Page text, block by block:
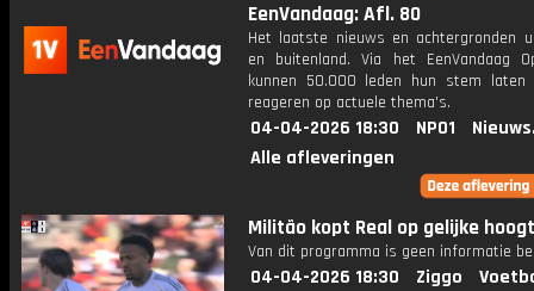
EenVandaag: Afl. 80
Het laatste nieuws en achtergronden
en buitenland. Via het EenVandaag
kunnen 50.000 leden hun stem laten
reageren op actuele thema's.
04-04-2026 18:30 NPO1
Alle afleveringen
Militão kopt Real op gelijke
Van dit programma is geen informatie
04-04-2026 18:30 Ziggo